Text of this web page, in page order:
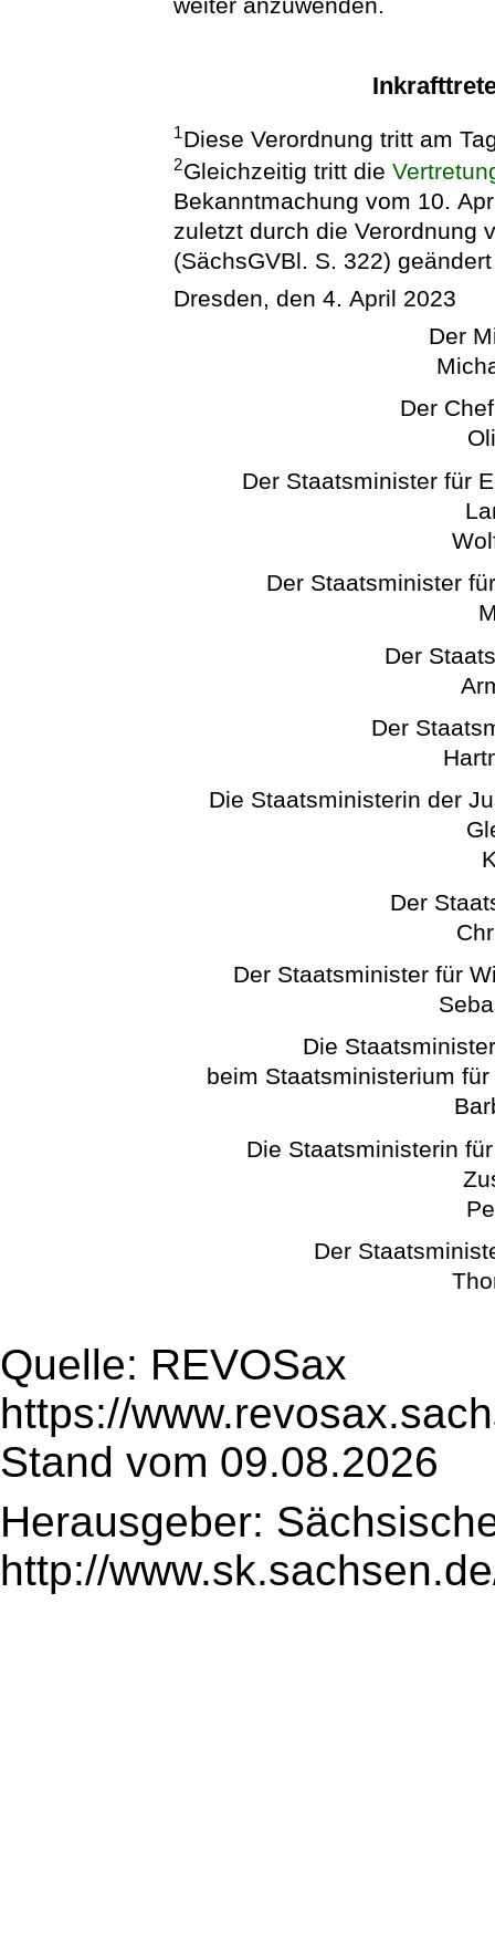
1Diese Verordnung tritt am
2Gleichzeitig tritt die
Bekanntmachung vom 10.
zuletzt durch die Verordnung
(SächsGVBl. S. 322)
Dresden, den 4. April 2023
Der
Der
Der Staatsminister für
Der Staatsminister
Der
Der
Die Staatsministerin der
Der
Der Staatsminister für
Die
beim Staatsministerium
Die Staatsministerin
Der
Quelle: REVOSax
https://
Stand vom 09.08.2026
Herausgeber:
http://